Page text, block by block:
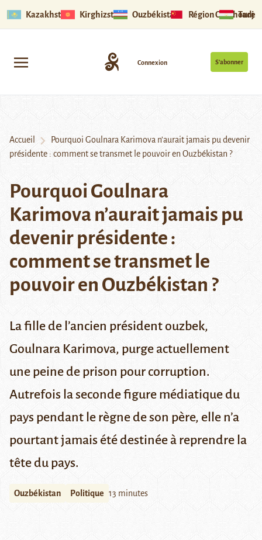
Kazakhstan Kirghizstan Ouzbékistan Région Ouïghoure
S’abonner
Connexion
Accueil
Pourquoi Goulnara Karimova n’aurait jamais pu devenir
présidente : comment se transmet le pouvoir en Ouzbékistan ?
Pourquoi Goulnara
Karimova n’aurait jamais pu
devenir présidente :
comment se transmet le
pouvoir en Ouzbékistan ?
La fille de l’ancien président ouzbek,
Goulnara Karimova, purge actuellement
une peine de prison pour corruption.
Autrefois la seconde figure médiatique du
pays pendant le règne de son père, elle n’a
pourtant jamais été destinée à reprendre la
tête du pays.
Ouzbékistan Politique 13 minutes